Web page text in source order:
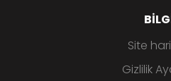
Site
Gizlilik